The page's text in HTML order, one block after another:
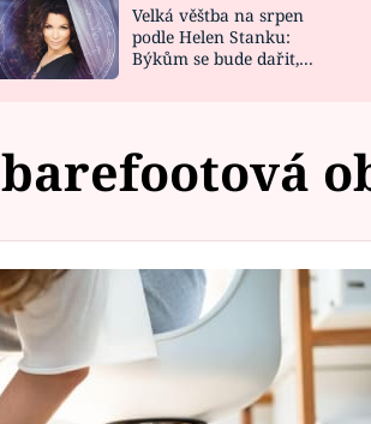
NOVINKY
VIDEORECEPTY
Velká věštba na srpen
podle Helen Stanku:
Býkům se bude dařit,
barefootová